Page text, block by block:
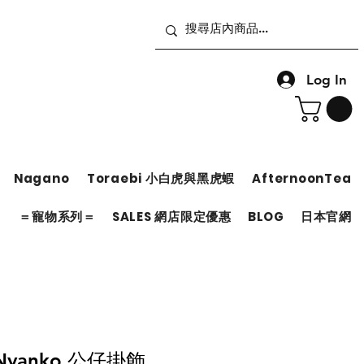
Log In
Nagano Toraebi 小白虎與黑虎蝦 AfternoonTea
＝寵物系列＝ SALES 網店限定優惠 BLOG 日本官網